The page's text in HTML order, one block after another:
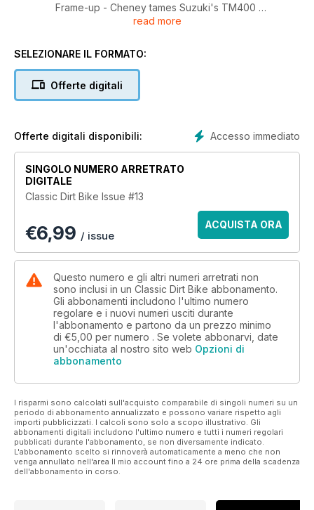
Frame-up - Cheney tames Suzuki's TM400
Tested! Greeves '66 ISDT stroker
Series
read more
SELEZIONARE IL FORMATO:
Offerte digitali
Accesso immediato
Offerte digitali disponibili:
SINGOLO NUMERO ARRETRATO
DIGITALE
Classic Dirt Bike Issue #13
€6,99 / issue
ACQUISTA ORA
Questo numero e gli altri numeri arretrati non
sono inclusi in un Classic Dirt Bike abbonamento.
Gli abbonamenti includono l'ultimo numero
regolare e i nuovi numeri usciti durante
l'abbonamento e partono da un prezzo minimo
di €5,00 per numero . Se volete abbonarvi, date
un'occhiata al nostro sito web Opzioni di
abbonamento
I risparmi sono calcolati sull'acquisto comparabile di singoli numeri su un
periodo di abbonamento annualizzato e possono variare rispetto agli
importi pubblicizzati. I calcoli sono solo a scopo illustrativo. Gli
abbonamenti digitali includono l'ultimo numero e tutti i numeri regolari
pubblicati durante l'abbonamento, se non diversamente indicato.
L'abbonamento scelto si rinnoverà automaticamente a meno che non
venga annullato nell'area Il mio account fino a 24 ore prima della scadenza
dell'abbonamento in corso.